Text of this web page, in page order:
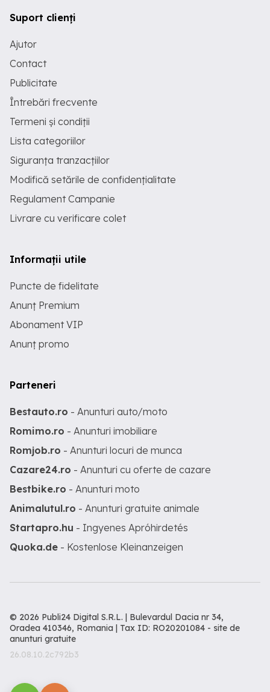
Suport clienți
Ajutor
Contact
Publicitate
Întrebări frecvente
Termeni și condiții
Lista categoriilor
Siguranța tranzacțiilor
Modifică setările de confidențialitate
Regulament Campanie
Livrare cu verificare colet
Informații utile
Puncte de fidelitate
Anunț Premium
Abonament VIP
Anunț promo
Parteneri
Bestauto.ro - Anunturi auto/moto
Romimo.ro - Anunturi imobiliare
Romjob.ro - Anunturi locuri de munca
Cazare24.ro - Anunturi cu oferte de cazare
Bestbike.ro - Anunturi moto
Animalutul.ro - Anunturi gratuite animale
Startapro.hu - Ingyenes Apróhirdetés
Quoka.de - Kostenlose Kleinanzeigen
© 2026 Publi24 Digital S.R.L. | Bulevardul Dacia nr 34,
Oradea 410346, Romania | Tax ID: RO20201084 - site de
anunturi gratuite
26.08.10.2c792b3